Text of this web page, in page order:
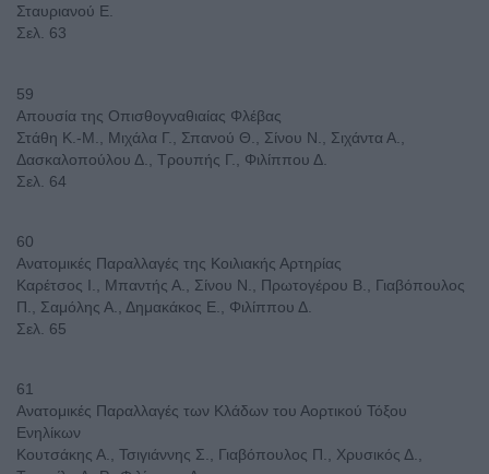
Σταυριανού Ε.
Σελ. 63
59
Απουσία της Οπισθογναθιαίας Φλέβας
Στάθη Κ.-Μ., Μιχάλα Γ., Σπανού Θ., Σίνου Ν., Σιχάντα Α.,
Δασκαλοπούλου Δ., Τρουπής Γ., Φιλίππου Δ.
Σελ. 64
60
Ανατομικές Παραλλαγές της Κοιλιακής Αρτηρίας
Καρέτσος Ι., Μπαντής Α., Σίνου Ν., Πρωτογέρου Β., Γιαβόπουλος
Π., Σαμόλης Α., Δημακάκος Ε., Φιλίππου Δ.
Σελ. 65
61
Ανατομικές Παραλλαγές των Κλάδων του Αορτικού Τόξου
Ενηλίκων
Κουτσάκης Α., Τσιγιάννης Σ., Γιαβόπουλος Π., Χρυσικός Δ.,